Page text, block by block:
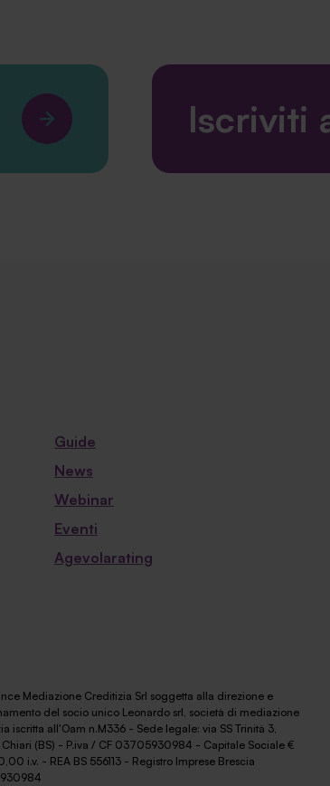
Iscriviti
Guide
News
Webinar
Eventi
Agevolarating
Mediazione Creditizia Srl soggetta alla direzione e
del socio unico Leonardo srl, società di mediazione
iscritta all'Oam n.M336 - Sede legale: via SS Trinità 3,
(BS) - P.iva / CF 03705930984 - Capitale Sociale €
i.v. - REA BS 556113 - Registro Imprese Brescia